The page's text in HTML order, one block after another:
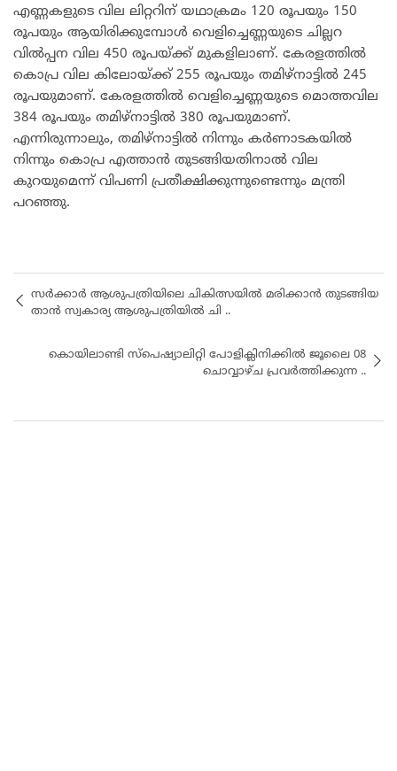
എണ്ണകളുടെ വില ലിറ്ററിന് യഥാക്രമം 120 രൂപയും 150
രൂപയും ആയിരിക്കുമ്പോൾ വെളിച്ചെണ്ണയുടെ ചില്ലറ
വിൽപ്പന വില 450 രൂപയ്ക്ക് മുകളിലാണ്. കേരളത്തിൽ
കൊപ്ര വില കിലോയ്ക്ക് 255 രൂപയും തമിഴ്‌നാട്ടിൽ 245
രൂപയുമാണ്. കേരളത്തിൽ വെളിച്ചെണ്ണയുടെ മൊത്തവില
384 രൂപയും തമിഴ്‌നാട്ടിൽ 380 രൂപയുമാണ്.
എന്നിരുന്നാലും, തമിഴ്‌നാട്ടിൽ നിന്നും കർണാടകയിൽ
നിന്നും കൊപ്ര എത്താൻ തുടങ്ങിയതിനാൽ വില
കുറയുമെന്ന് വിപണി പ്രതീക്ഷിക്കുന്നുണ്ടെന്നും മന്ത്രി
പറഞ്ഞു.
സർക്കാർ ആശുപത്രിയിലെ ചികിത്സയിൽ മരിക്കാൻ തുടങ്ങിയ
താൻ സ്വകാര്യ ആശുപത്രിയിൽ ചി ..
കൊയിലാണ്ടി സ്പെഷ്യാലിറ്റി പോളിക്ലിനിക്കിൽ ജൂലൈ 08
ചൊവ്വാഴ്ച പ്രവർത്തിക്കുന്ന ..